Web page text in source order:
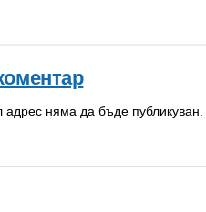
няма да бъде публикуван.